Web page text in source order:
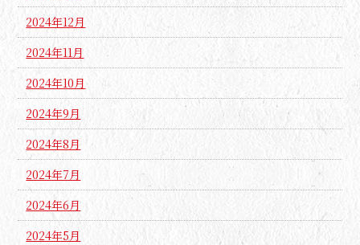
2024年12月
2024年11月
2024年10月
2024年9月
2024年8月
2024年7月
2024年6月
2024年5月